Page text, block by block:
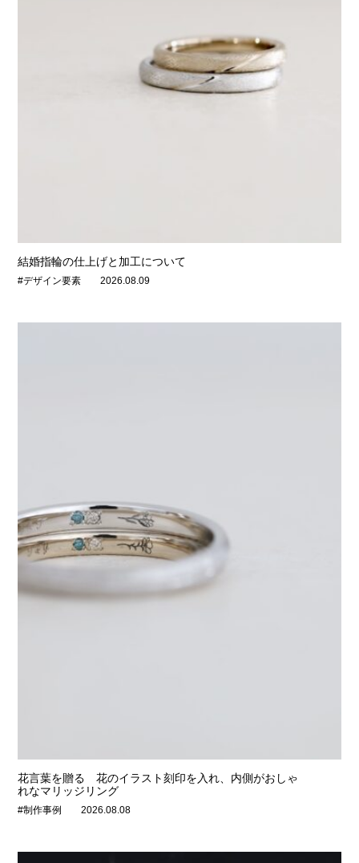
結婚指輪の仕上げと加工について
#デザイン要素 2026.08.09
花言葉を贈る 花のイラスト刻印を入れ、内側がおしゃ
れなマリッジリング
#制作事例 2026.08.08